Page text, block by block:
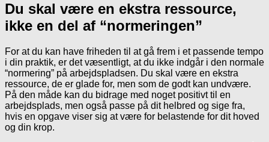
Du skal være en ekstra ressource,
ikke en del af “normeringen”
For at du kan have friheden til at gå frem i et passende tempo
i din praktik, er det væsentligt, at du ikke indgår i den normale
“normering” på arbejdspladsen. Du skal være en ekstra
ressource, de er glade for, men som de godt kan undvære.
På den måde kan du bidrage med noget positivt til en
arbejdsplads, men også passe på dit helbred og sige fra,
hvis en opgave viser sig at være for belastende for dit hoved
og din krop.